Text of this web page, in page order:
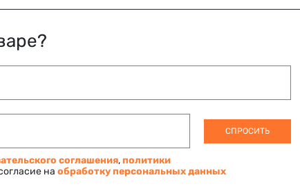
СПРОСИТЬ
соглашения,политики
на обработку персональных данных